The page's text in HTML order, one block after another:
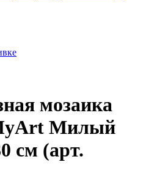
мозаика
Милый
см (арт.